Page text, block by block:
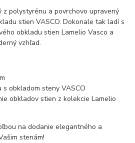
polystyrénu a povrchovo upravený
stien VASCO. Dokonale tak ladí s
obkladu stien Lamelio Vasco a
vzhľad.
obkladom steny VASCO
obkladov stien z kolekcie Lamelio
na dodanie elegantného a
stenám!